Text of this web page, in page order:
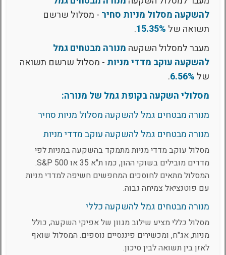
להשקעה מסלול מניות סחיר - מסלול שרשם
תשואה של 15.35%
.
מעבר למסלול השקעה מנורה מבטחים גמל
להשקעה עוקב מדדי מניות - מסלול שרשם תשואה
של 6.56%
.
מסלולי השקעה בקופת גמל של מנורה:
מנורה מבטחים גמל להשקעה מסלול מניות סחיר
מנורה מבטחים גמל להשקעה עוקב מדדי מניות
מסלול עוקב מדדי מניות מתמקד בהשקעה במניות לפי
מדדים מובילים בשוקי ההון, כמו ת"א 35 או S&P 500.
המסלול מתאים לחוסכים המחפשים חשיפה למדדי מניות
עם פוטנציאל צמיחה גבוה.
מנורה מבטחים גמל להשקעה כללי
מסלול כללי מציע שילוב מגוון של אפיקי השקעה, כולל
מניות, אג"ח, ומכשירים פיננסיים נוספים. המסלול שואף
לאזן בין תשואה לבין סיכון.